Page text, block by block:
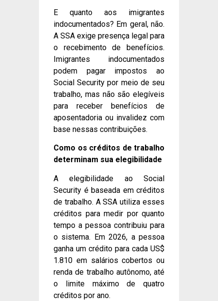
E quanto aos imigrantes
indocumentados? Em geral, não.
A SSA exige presença legal para
o recebimento de benefícios.
Imigrantes indocumentados
podem pagar impostos ao
Social Security por meio de seu
trabalho, mas não são elegíveis
para receber benefícios de
aposentadoria ou invalidez com
base nessas contribuições.
Como os créditos de trabalho
determinam sua elegibilidade
A elegibilidade ao Social
Security é baseada em créditos
de trabalho. A SSA utiliza esses
créditos para medir por quanto
tempo a pessoa contribuiu para
o sistema. Em 2026, a pessoa
ganha um crédito para cada US$
1.810 em salários cobertos ou
renda de trabalho autônomo, até
o limite máximo de quatro
créditos por ano.